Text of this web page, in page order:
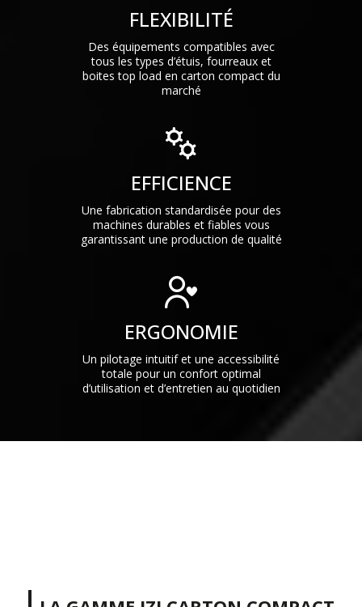
FLEXIBILITÉ
Des équipements compatibles avec
tous les types d’étuis, fourreaux et
boites top load en carton compact du
marché
EFFICIENCE
Une fabrication standardisée pour des
machines durables et fiables vous
garantissant une production de qualité
ERGONOMIE
Un pilotage intuitif et une accessibilité
totale pour un confort optimal
d’utilisation et d’entretien au quotidien